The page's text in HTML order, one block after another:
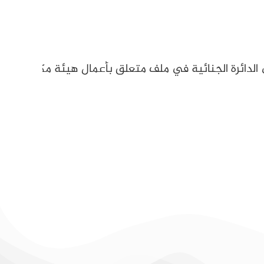
الجنائية في ملف متعلق بأعمال هيئة مكافحة